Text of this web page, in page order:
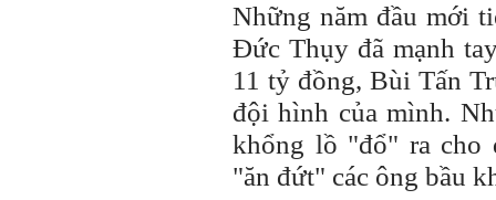
Những năm đầu mới
Đức Thụy đã mạnh
11 tỷ đồng, Bùi Tấn
đội hình của mình.
khổng lồ "đổ" ra cho
"ăn đứt" các ông bầu